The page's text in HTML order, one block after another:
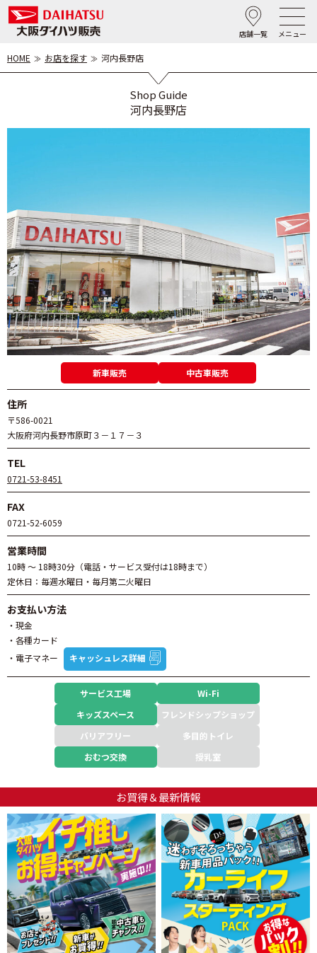
店舗一覧 メニュー
HOME お店を探す 河内長野店
Shop Guide
河内長野店
新車販売 中古車販売
住所
〒586-0021
大阪府河内長野市原町３－１７－３
TEL
0721-53-8451
FAX
0721-52-6059
営業時間
10時 ～ 18時30分（電話・サービス受付は18時まで）
定休日：毎週水曜日・毎月第二火曜日
お支払い方法
・現金
・各種カード
・電子マネー
キャッシュレス詳細
サービス工場
Wi-Fi
キッズスペース
フレンドシップショップ
バリアフリー
多目的トイレ
おむつ交換
授乳室
お買得＆最新情報